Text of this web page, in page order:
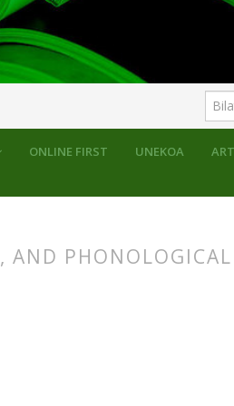
ONLINE FIRST UNEKOA
AND